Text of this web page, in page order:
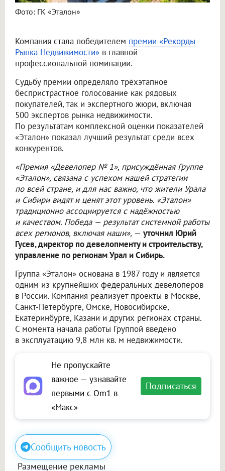
Фото: ГК «Эталон»
Компания стала победителем премии «Рекорды
Рынка Недвижимости» в главной
профессиональной номинации.
Судьбу премии определяло трёхэтапное
беспристрастное голосование как рядовых
покупателей, так и экспертного жюри, включая
500 экспертов рынка недвижимости.
По результатам комплексной оценки показателей
«Эталон» показал лучший результат среди всех
конкурентов.
«Премия «Девелопер № 1», присуждённая Группе
«Эталон», связана с успехом нашей стратегии
по всей стране, и для нас важно, что жители Урала
и Сибири видят и ценят этот уровень. «Эталон»
традиционно ассоциируется с надёжностью
и качеством. Победа — результат системной работы
всех регионов, включая наши», — уточнил Юрий
Гусев, директор по девелопменту и строительству,
управление по регионам Урал и Сибирь.
Группа «Эталон» основана в 1987 году и является
одним из крупнейших федеральных девелоперов
в России. Компания реализует проекты в Москве,
Санкт-Петербурге, Омске, Новосибирске,
Екатеринбурге, Казани и других регионах страны.
С момента начала работы Группой введено
в эксплуатацию 9,8 млн кв. м недвижимости.
Не пропускайте
важное — узнавайте
первыми с Om1 в
«Макс»
Подписаться
Сообщить новость
Размещение рекламы